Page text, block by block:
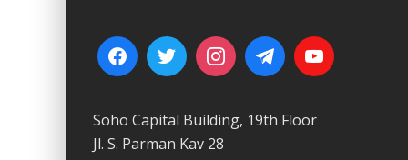
Soho Capital Building, 19th Floor
Jl. S. Parman Kav 28